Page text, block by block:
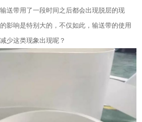
送带用了一段时间之后都会出现脱层的现
影响是特别大的，不仅如此，输送带的使用
少这类现象出现呢？